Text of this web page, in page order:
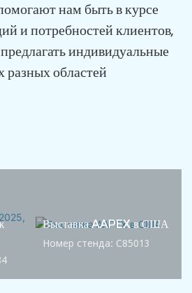
нам быть в курсе
и потребностей клиентов,
индивидуальные
областей
Выставка AAPEX в США
Номер стенда: C85013